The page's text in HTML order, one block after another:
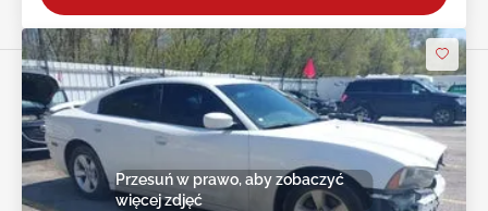
Przesuń w prawo, aby zobaczyć
więcej zdjęć